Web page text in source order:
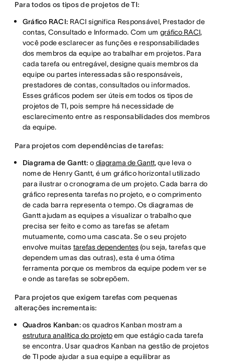
Para todos os tipos de projetos de TI:
Gráfico RACI: RACI significa Responsável, Prestador de
contas, Consultado e Informado. Com um gráfico RACI,
você pode esclarecer as funções e responsabilidades
dos membros da equipe ao trabalhar em projetos. Para
cada tarefa ou entregável, designe quais membros da
equipe ou partes interessadas são responsáveis,
prestadores de contas, consultados ou informados.
Esses gráficos podem ser úteis em todos os tipos de
projetos de TI, pois sempre há necessidade de
esclarecimento entre as responsabilidades dos membros
da equipe.
Para projetos com dependências de tarefas:
Diagrama de Gantt: o diagrama de Gantt, que leva o
nome de Henry Gantt, é um gráfico horizontal utilizado
para ilustrar o cronograma de um projeto. Cada barra do
gráfico representa tarefas no projeto, e o comprimento
de cada barra representa o tempo. Os diagramas de
Gantt ajudam as equipes a visualizar o trabalho que
precisa ser feito e como as tarefas se afetam
mutuamente, como uma cascata. Se o seu projeto
envolve muitas tarefas dependentes(ou seja, tarefas que
dependem umas das outras), esta é uma ótima
ferramenta porque os membros da equipe podem ver se
e onde as tarefas se sobrepõem.
Para projetos que exigem tarefas com pequenas
alterações incrementais:
Quadros Kanban:os quadros Kanban mostram a
estrutura analítica do projetoem que estágio cada tarefa
se encontra. Usar quadros Kanban na gestão de projetos
de TI pode ajudar a sua equipe a equilibrar as